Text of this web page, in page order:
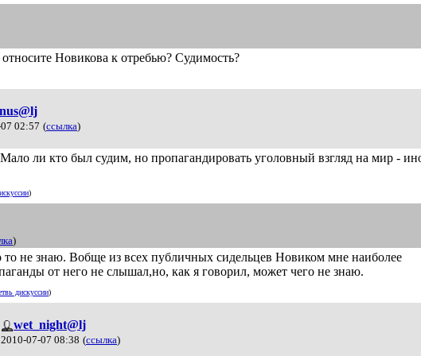
Новикова к отребью? Судимость?
02:57 (ссылка)
Мало ли кто был судим, но пропагандировать уголовный взгляд на мир -
)
)
то не знаю. Вобще из всех публичных сидельцев Новиком мне наиболее
от него не слышал,но, как я говорил, может чего не знаю.
дискуссии)
wet_night@lj
2010-07-07 08:38 (ссылка)